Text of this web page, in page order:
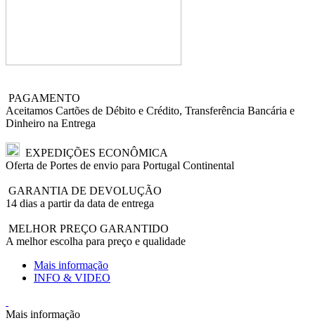
PAGAMENTO
Aceitamos Cartões de Débito e Crédito, Transferência Bancária e
Dinheiro na Entrega
EXPEDIÇÕES ECONÔMICA
Oferta de Portes de envio para Portugal Continental
GARANTIA DE DEVOLUÇÃO
14 dias a partir da data de entrega
MELHOR PREÇO GARANTIDO
A melhor escolha para preço e qualidade
Mais informação
INFO & VIDEO
Mais informação